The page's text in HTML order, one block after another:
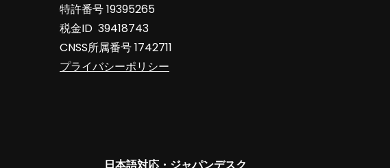
特許番号 19395265
税金ID 39418743
CNSS所属番号 1742711
プライバシーポリシー
日本語対応・ジャパンデスク